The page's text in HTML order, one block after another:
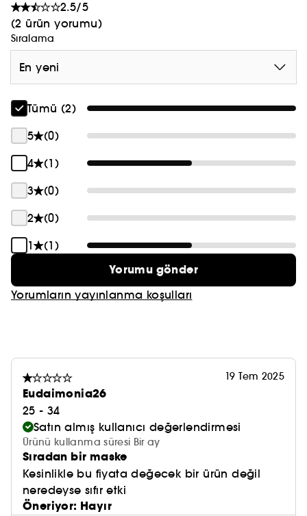
2.5/5
(2 ürün yorumu)
Sıralama
En yeni
Tümü (2)
5
(0)
4
(1)
3
(0)
2
(0)
1
(1)
Yorumu gönder
Yorumların yayınlanma koşulları
19 Tem 2025
Eudaimonia26
25 - 34
Satın almış kullanıcı değerlendirmesi
Ürünü kullanma süresi Bir ay
Sıradan bir maske
Kesinlikle bu fiyata değecek bir ürün değil
neredeyse sıfır etki
Öneriyor: Hayır